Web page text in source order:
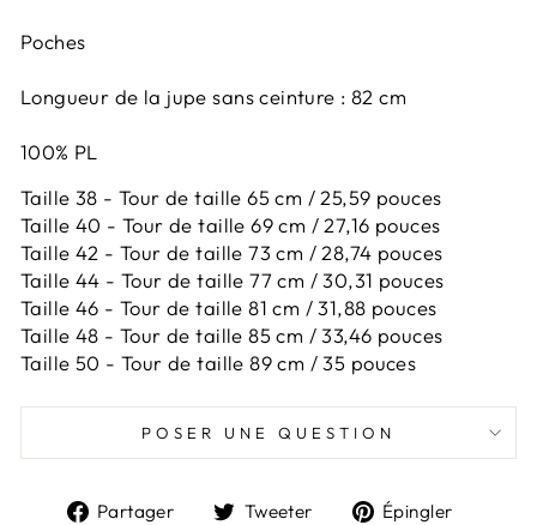
Poches
Longueur de la jupe sans ceinture : 82 cm
100% PL
Taille 38 - Tour de taille 65 cm / 25,59 pouces
Taille 40 - Tour de taille 69 cm / 27,16 pouces
Taille 42 - Tour de taille 73 cm / 28,74 pouces
Taille 44 - Tour de taille 77 cm / 30,31 pouces
Taille 46 - Tour de taille 81 cm / 31,88 pouces
Taille 48 - Tour de taille 85 cm / 33,46 pouces
Taille 50 - Tour de taille 89 cm / 35 pouces
POSER UNE QUESTION
Partager
PartagerTweeter
TweeterÉpingler